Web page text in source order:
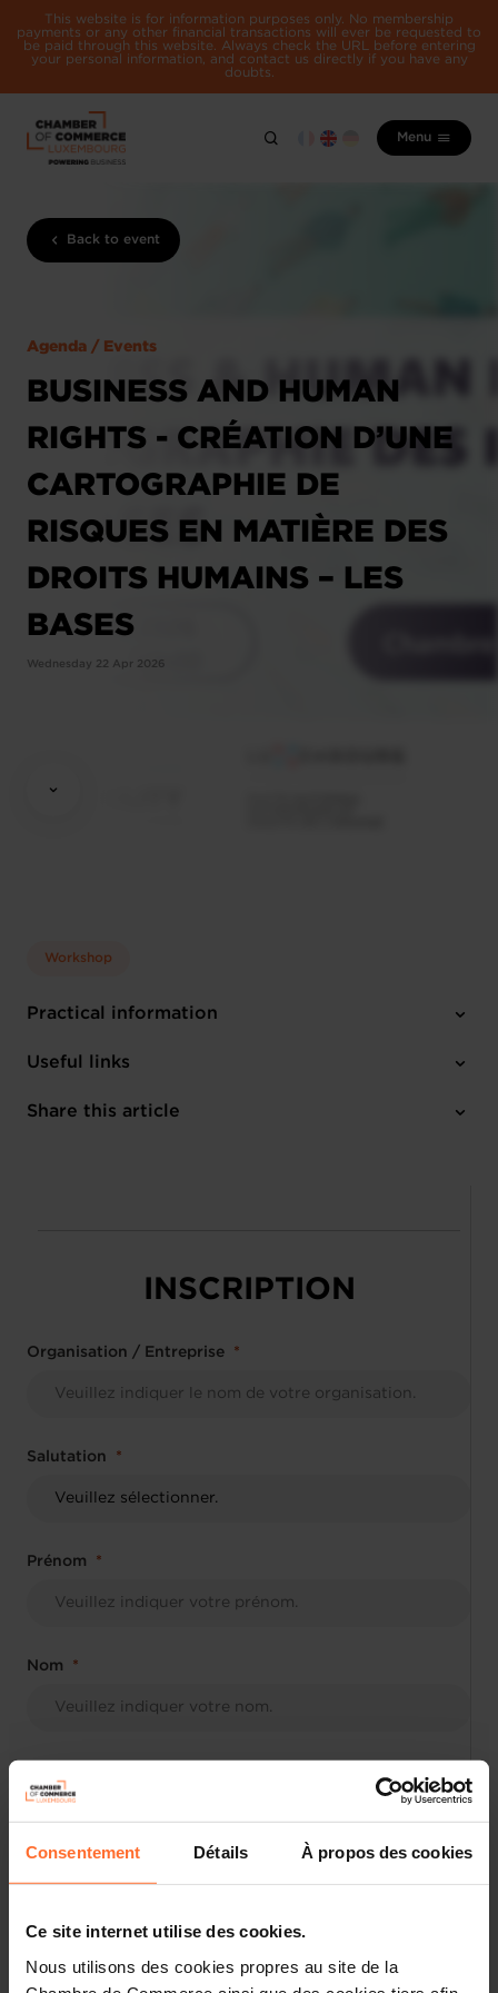
Consentement Détails À propos des cookies
Ce site internet utilise des cookies.
Nous utilisons des cookies propres au site de la
This website is for information purposes only. No membership
payments or any other financial transactions will ever be requested to
be paid through this website. Always check the URL before entering
your personal information, and contact us directly if you have any
doubts.
Menu
Back to event
Agenda / Events
BUSINESS AND HUMAN
RIGHTS - CRÉATION D’UNE
CARTOGRAPHIE DE
RISQUES EN MATIÈRE DES
DROITS HUMAINS – LES
BASES
Wednesday 22 Apr 2026
Workshop
Practical information
Wednesday 22 Apr 2026
Chambre de Commerce
Useful links
Share this article
INSCRIPTION
Organisation / Entreprise
Salutation
Prénom
Nom
Je souhaite recevoir des informations relatives